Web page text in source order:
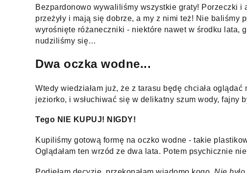
Bezpardonowo wywaliliśmy wszystkie graty! Porzeczki i
przeżyły i mają się dobrze, a my z nimi też! Nie baliśmy
wyrośnięte różaneczniki - niektóre nawet w środku lata,
nudziliśmy się…
Dwa oczka wodne...
Wtedy wiedziałam już, że z tarasu będę chciała
jeziorko, i wsłuchiwać się w delikatny szum wody, fajny
Tego NIE KUPUJ! NIGDY!
Kupiliśmy gotową formę na oczko wodne - takie
Oglądałam ten wrzód ze dwa lata. Potem psychicznie nie